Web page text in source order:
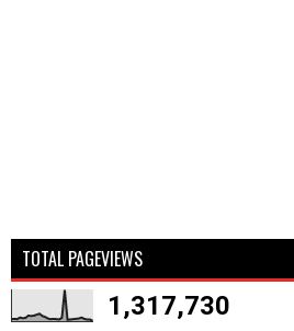
TOTAL PAGEVIEWS
1,317,730